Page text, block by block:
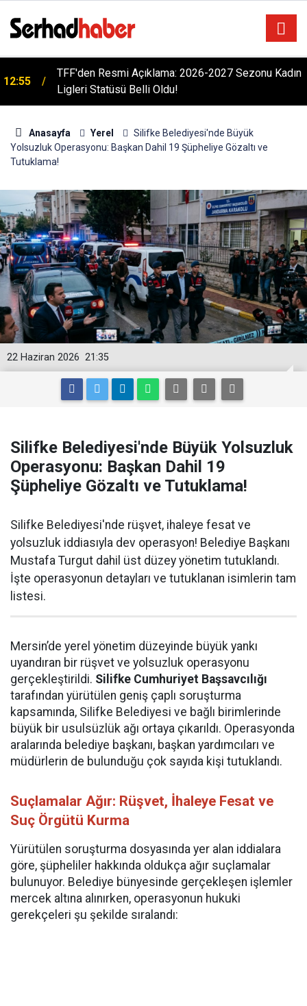
12:55
TFF'den Resmi Açıklama: 2026-2027 Sezonu Kadın
Ligleri Statüsü Belli Oldu!
Anasayfa Yerel
Silifke Belediyesi'nde Büyük
Yolsuzluk Operasyonu: Başkan Dahil 19 Şüpheliye Gözaltı ve
Tutuklama!
21:35
22 Haziran 2026
Silifke Belediyesi'nde Büyük Yolsuzluk
Operasyonu: Başkan Dahil 19
Şüpheliye Gözaltı ve Tutuklama!
Silifke Belediyesi'nde rüşvet, ihaleye fesat ve
yolsuzluk iddiasıyla dev operasyon! Belediye Başkanı
Mustafa Turgut dahil üst düzey yönetim tutuklandı.
İşte operasyonun detayları ve tutuklanan isimlerin tam
listesi.
Mersin’de yerel yönetim düzeyinde büyük yankı
uyandıran bir rüşvet ve yolsuzluk operasyonu
gerçekleştirildi. Silifke Cumhuriyet Başsavcılığı
tarafından yürütülen geniş çaplı soruşturma
kapsamında, Silifke Belediyesi ve bağlı birimlerinde
büyük bir usulsüzlük ağı ortaya çıkarıldı. Operasyonda
aralarında belediye başkanı, başkan yardımcıları ve
müdürlerin de bulunduğu çok sayıda kişi tutuklandı.
Suçlamalar Ağır: Rüşvet, İhaleye Fesat ve
Suç Örgütü Kurma
Yürütülen soruşturma dosyasında yer alan iddialara
göre, şüpheliler hakkında oldukça ağır suçlamalar
bulunuyor. Belediye bünyesinde gerçekleşen işlemler
mercek altına alınırken, operasyonun hukuki
gerekçeleri şu şekilde sıralandı: